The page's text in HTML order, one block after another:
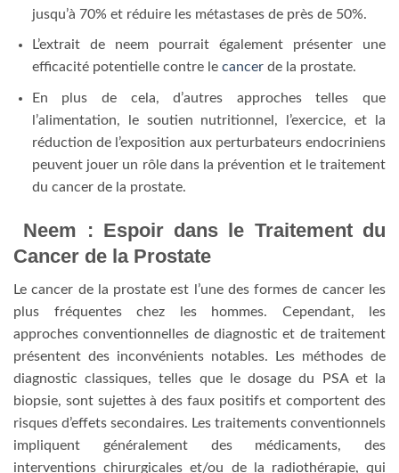
jusqu’à 70% et réduire les métastases de près de 50%.
L’extrait de neem pourrait également présenter une
efficacité potentielle contre le cancerde la prostate.
En plus de cela, d’autres approches telles que
l’alimentation, le soutien nutritionnel, l’exercice, et la
réduction de l’exposition aux perturbateurs endocriniens
peuvent jouer un rôle dans la prévention et le traitement
du cancer de la prostate.
Neem : Espoir dans le Traitement du
Cancer de la Prostate
Le cancer de la prostate est l’une des formes de cancer les
plus fréquentes chez les hommes. Cependant, les
approches conventionnelles de diagnostic et de traitement
présentent des inconvénients notables. Les méthodes de
diagnostic classiques, telles que le dosage du PSA et la
biopsie, sont sujettes à des faux positifs et comportent des
risques d’effets secondaires. Les traitements conventionnels
impliquent généralement des médicaments, des
interventions chirurgicales et/ou de la radiothérapie, qui